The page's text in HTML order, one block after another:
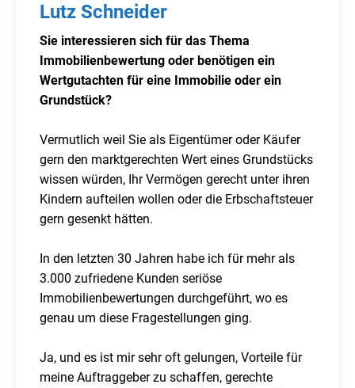
Lutz Schneider
Sie interessieren sich für das Thema
Immobilienbewertung oder benötigen ein
Wertgutachten für eine Immobilie oder ein
Grundstück?
Vermutlich weil Sie als Eigentümer oder Käufer
gern den marktgerechten Wert eines Grundstücks
wissen würden, Ihr Vermögen gerecht unter ihren
Kindern aufteilen wollen oder die Erbschaftsteuer
gern gesenkt hätten.
In den letzten 30 Jahren habe ich für mehr als
3.000 zufriedene Kunden seriöse
Immobilienbewertungen durchgeführt, wo es
genau um diese Fragestellungen ging.
Ja, und es ist mir sehr oft gelungen, Vorteile für
meine Auftraggeber zu schaffen, gerechte